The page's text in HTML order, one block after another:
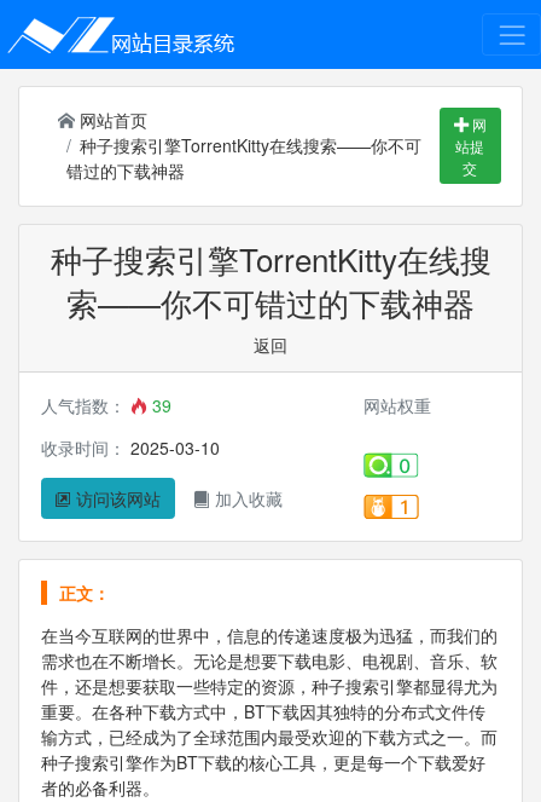
网站首页
种子搜索引擎TorrentKitty在线搜索——你不可
错过的下载神器
网
站提
交
种子搜索引擎TorrentKitty在线搜
索——你不可错过的下载神器
返回
人气指数：
39
收录时间： 2025-03-10
访问该网站 加入收藏
网站权重
正文：
在当今互联网的世界中，信息的传递速度极为迅猛，而我们的
需求也在不断增长。无论是想要下载电影、电视剧、音乐、软
件，还是想要获取一些特定的资源，种子搜索引擎都显得尤为
重要。在各种下载方式中，BT下载因其独特的分布式文件传
输方式，已经成为了全球范围内最受欢迎的下载方式之一。而
种子搜索引擎作为BT下载的核心工具，更是每一个下载爱好
者的必备利器。